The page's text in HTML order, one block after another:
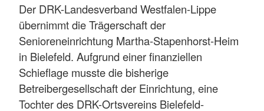
Der DRK-Landesverband Westfalen-Lippe
übernimmt die Trägerschaft der
Senioreneinrichtung Martha-Stapenhorst-Heim
in Bielefeld. Aufgrund einer finanziellen
Schieflage musste die bisherige
Betreibergesellschaft der Einrichtung, eine
Tochter des DRK-Ortsvereins Bielefeld-